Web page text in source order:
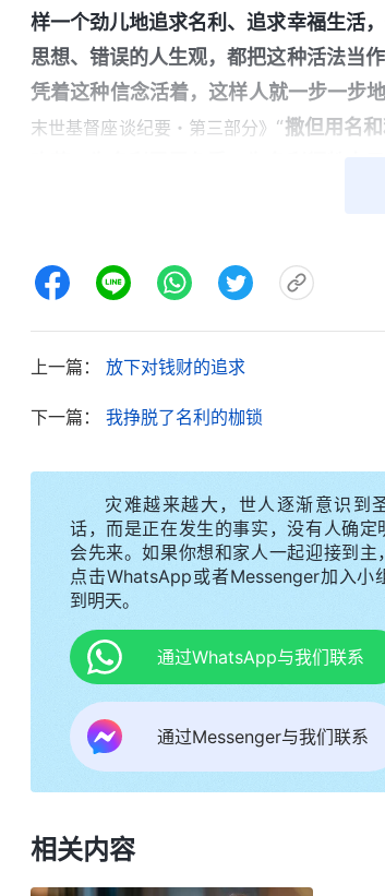
样一个劲儿地追求名利、追求幸福生活
思想、错误的人生观，都把这种活法当
凭着这种信念活着，这样人就一步一步
末世基督座谈纪要・第三部分》 “撒但用名
一个无形的枷锁，这个枷锁戴在人身上
代又一代的人被毁在了撒但的名和利当
“撒但利用‘吃得苦中苦，方为人上人’‘
人，让人追求出人头地、做人上人。人
的高看羡慕才是有价值的人生，是幸福
中，过度消耗身体。如愿考上大学后，
重要的事，但我放不下对理想和名利的
追求做人上人从外表看是正当的，实际
名利不惜牺牲健康，而且在追逐名利的
生命不负责任，耽误我追求真理蒙拯
会、尽本分上。
因为临近毕业我迟迟不找工作，爸
场卖货、时间比较自由的工作，这样能
都去大城市的知名公司实习，我心里有
好。这时，爸爸知道我去商场卖货说了
我的能力足可以找到更好、更光鲜的工
上一篇： 放下对钱财的追求
下一篇： 我挣脱了名利的枷锁
灾难越来越大，世人逐渐意识到
话，而是正在发生的事实，没有人确定
会先来。如果你想和家人一起迎接到主
点击WhatsApp或者Messenger加入小
到明天。
通过WhatsApp与我们联系
通过Messenger与我们联系
相关内容